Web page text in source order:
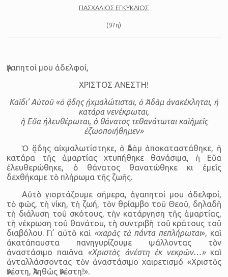
ΠΑΣΧΑΛΙΟΣ ΕΓΚΥΚΛΙΟΣ
(97η)
Ἀγαπητοί μου ἀδελφοί,
ΧΡΙΣΤΟΣ ΑΝΕΣΤΗ!
Καὶ δι’ Αὐτοῦ «ὁ ᾅδης ᾐχμαλώτισται, ὁ Ἀδὰμ ἀνακέκληται, ἡ
κατάρα νενέκρωται,
ἡ Εὔα ἠλευθέρωται, ὁ θάνατος τεθανάτωται καὶ ἡμεῖς
ἐζωοποιήθημεν»
Ὁ ᾅδης αἰχμαλωτίστηκε, ὁ Ἀδὰμ ἀποκαταστάθηκε, ἡ
κατάρα τῆς ἁμαρτίας χτυπήθηκε θανάσιμα, ἡ Εὔα
ἐλευθερώθηκε, ὁ θάνατος θανατώθηκε κι ἐμεῖς
δεχθήκαμε τὸ πλήρωμα τῆς ζωῆς.
Αὐτὸ γιορτάζουμε σήμερα, ἀγαπητοί μου ἀδελφοί,
τὸ φῶς, τὴ νίκη, τὴ ζωή, τὸν θρίαμβο τοῦ Θεοῦ, δηλαδὴ
τὴ διάλυση τοῦ σκότους, τὴν κατάργηση τῆς ἁμαρτίας,
τὴ νέκρωση τοῦ θανάτου, τὴ συντριβὴ τοῦ κράτους τοῦ
διαβόλου. Γι’ αὐτὸ καὶ «χαρᾶς τὰ πάντα πεπλήρωται», καὶ
ἀκατάπαυστα πανηγυρίζουμε ψάλλοντας τὸν
ἀναστάσιμο παιᾶνα «Χριστὸς ἀνέστη ἐκ νεκρῶν…»καὶ
ἀνταλλάσσοντας τὸν ἀναστάσιμο χαιρετισμό «Χριστὸς
Ἀνέστη, Ἀληθῶς Ἀνέστη!».